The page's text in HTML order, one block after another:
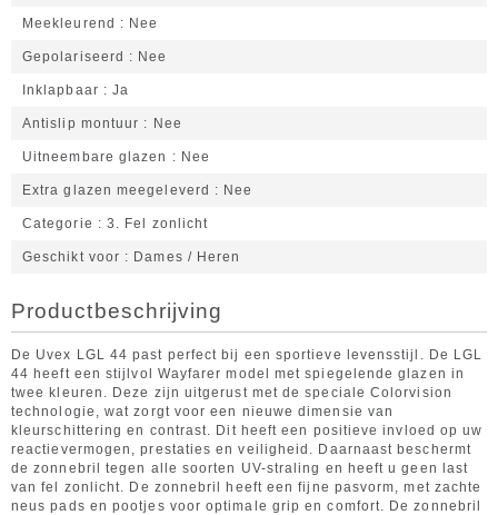
Meekleurend Nee
Gepolariseerd Nee
Inklapbaar Ja
Antislip montuur Nee
Uitneembare glazen Nee
Extra glazen meegeleverd Nee
Categorie 3. Fel zonlicht
Geschikt voor Dames / Heren
Productbeschrijving
De Uvex LGL 44 past perfect bij een sportieve levensstijl. De LGL
44 heeft een stijlvol Wayfarer model met spiegelende glazen in
twee kleuren. Deze zijn uitgerust met de speciale Colorvision
technologie, wat zorgt voor een nieuwe dimensie van
kleurschittering en contrast. Dit heeft een positieve invloed op uw
reactievermogen, prestaties en veiligheid. Daarnaast beschermt
de zonnebril tegen alle soorten UV-straling en heeft u geen last
van fel zonlicht. De zonnebril heeft een fijne pasvorm, met zachte
neus pads en pootjes voor optimale grip en comfort. De zonnebril